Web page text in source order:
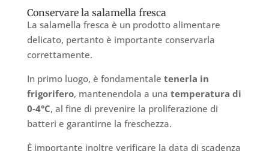
Conservare la salamella fresca
La salamella fresca è un prodotto alimentare
delicato, pertanto è importante conservarla
correttamente.
In primo luogo, è fondamentale tenerla in
frigorifero, mantenendola a una temperatura di
0-4°C, al fine di prevenire la proliferazione di
batteri e garantirne la freschezza.
È importante inoltre verificare la data di scadenza